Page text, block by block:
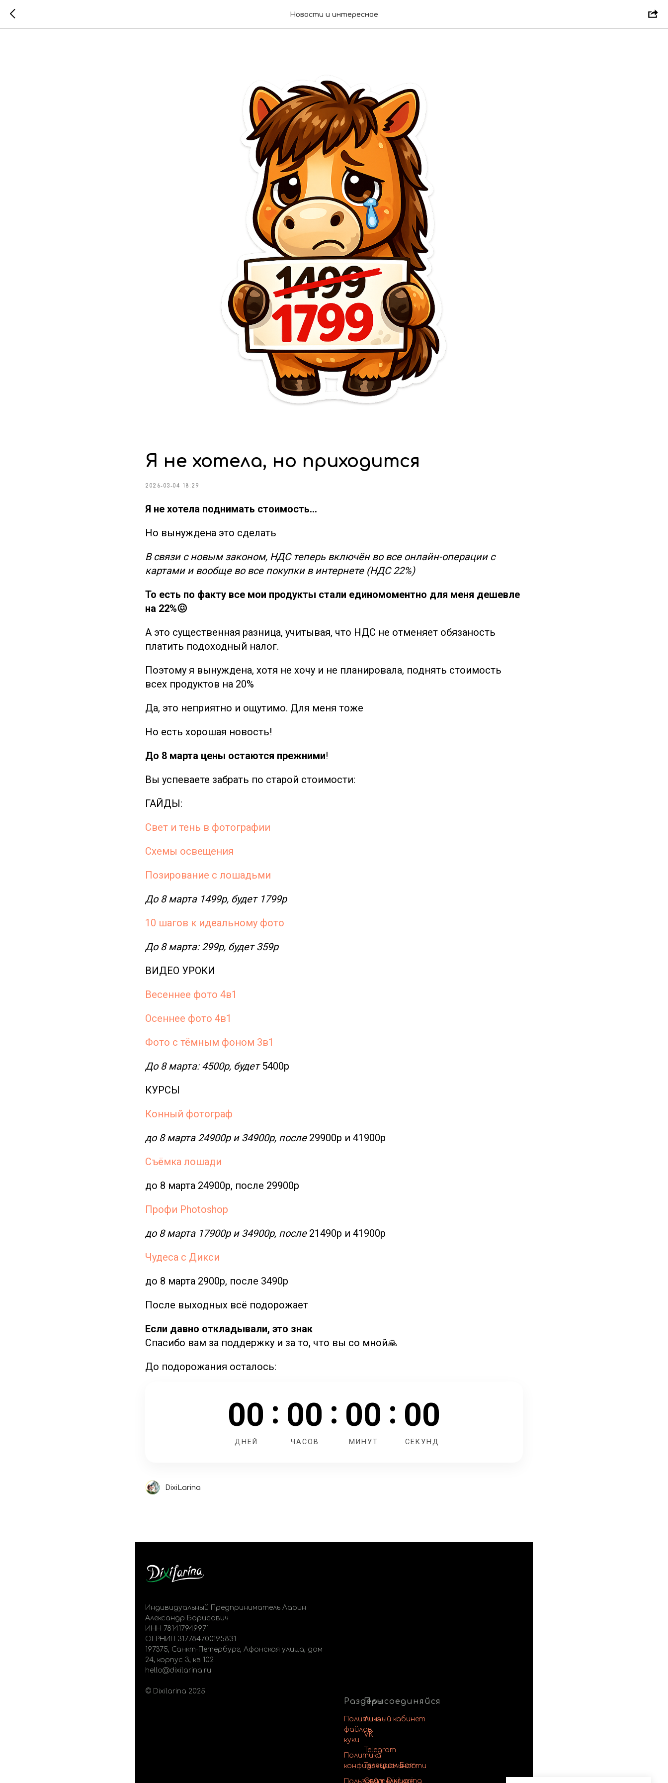
Новости и интересное
Я не хотела, но приходится
2026-03-04 18:29
Я не хотела поднимать стоимость…
Но вынуждена это сделать
В связи с новым законом, НДС теперь включён во все онлайн-операции с
картами и вообще во все покупки в интернете (НДС 22%)
То есть по факту все мои продукты стали единомоментно для меня дешевле
на 22%😖
А это существенная разница, учитывая, что НДС не отменяет обязаность
платить подоходный налог.
Поэтому я вынуждена, хотя не хочу и не планировала, поднять стоимость
всех продуктов на 20%
Да, это неприятно и ощутимо. Для меня тоже
Но есть хорошая новость!
До 8 марта цены остаются прежними!
Вы успеваете забрать по старой стоимости:
ГАЙДЫ:
Свет и тень в фотографии
Схемы освещения
Позирование с лошадьми
До 8 марта 1499р, будет 1799р
10 шагов к идеальному фото
До 8 марта: 299р, будет 359р
ВИДЕО УРОКИ
Весеннее фото 4в1
Осеннее фото 4в1
Фото с тёмным фоном 3в1
До 8 марта: 4500р, будет 5400р
КУРСЫ
Конный фотограф
до 8 марта 24900р и 34900р, после29900р и 41900р
Съёмка лошади
до 8 марта 24900р, после 29900р
Профи Photoshop
до 8 марта 17900р и 34900р, после21490р и 41900р
Чудеса с Дикси
до 8 марта 2900р, после 3490р
После выходных всё подорожает
Если давно откладывали, это знак
Спасибо вам за поддержку и за то, что вы со мной🙏
До подорожания осталось:
00
ДНЕЙ
: 00
ЧАСОВ
: 00
МИНУТ
: 00
СЕКУНД
DixiLarina
Индивидуальный Предприниматель Ларин
Александр Борисович
ИНН 781417949971
ОГРНИП 317784700195831
197375, Санкт-Петербург, Афонская улица, дом
24, корпус 3, кв 102
hello@dixilarina.ru
© Dixilarina 2025
Разделы
Политика
файлов
куки
Политика
конфиденциальности
Пользовательское
Присоединяйся
Личный кабинет
VK
Telegram
Телеграм Бот
Сайт DixiLarina